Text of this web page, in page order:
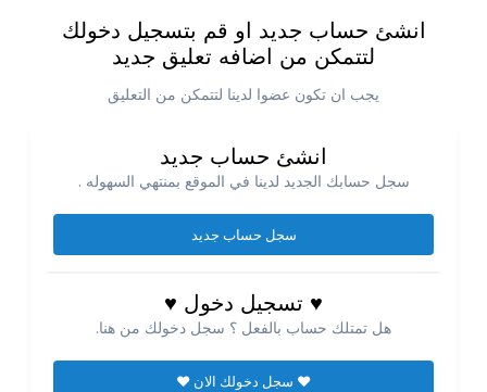
انشئ حساب جديد او قم بتسجيل دخولك
لتتمكن من اضافه تعليق جديد
يجب ان تكون عضوا لدينا لتتمكن من التعليق
انشئ حساب جديد
سجل حسابك الجديد لدينا في الموقع بمنتهي السهوله .
سجل حساب جديد
♥ تسجيل دخول ♥
هل تمتلك حساب بالفعل ؟ سجل دخولك من هنا.
♥ سجل دخولك الان ♥